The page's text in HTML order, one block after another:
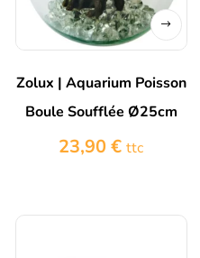
Zolux | Aquarium Poisson
Boule Soufflée Ø25cm
23,90€ ttc